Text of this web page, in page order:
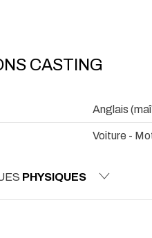
CASTING
Anglais
Voiture -
PHYSIQUES